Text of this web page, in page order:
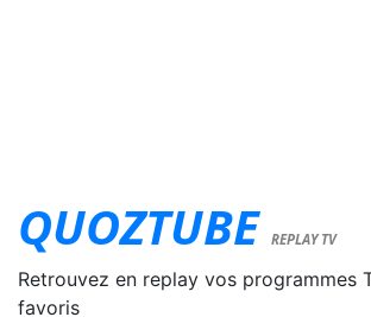
QUOZTUBE REPLAY TV
Retrouvez en replay vos programmes
favoris